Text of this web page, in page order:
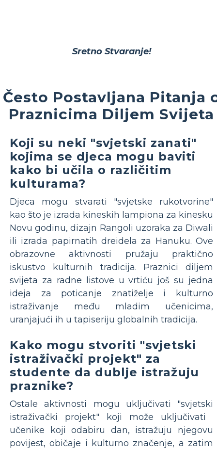
Sretno Stvaranje!
Često Postavljana Pitanja
Praznicima Diljem Svijeta
Koji su neki "svjetski zanati"
kojima se djeca mogu baviti
kako bi učila o različitim
kulturama?
Djeca mogu stvarati "svjetske rukotvorine"
kao što je izrada kineskih lampiona za kinesku
Novu godinu, dizajn Rangoli uzoraka za Diwali
ili izrada papirnatih dreidela za Hanuku. Ove
obrazovne aktivnosti pružaju praktično
iskustvo kulturnih tradicija. Praznici diljem
svijeta za radne listove u vrtiću još su jedna
ideja za poticanje znatiželje i kulturno
istraživanje među mladim učenicima,
uranjajući ih u tapiseriju globalnih tradicija.
Kako mogu stvoriti "svjetski
istraživački projekt" za
studente da dublje istražuju
praznike?
Ostale aktivnosti mogu uključivati ​​"svjetski
istraživački projekt" koji može uključivati ​​
učenike koji odabiru dan, istražuju njegovu
povijest, običaje i kulturno značenje, a zatim